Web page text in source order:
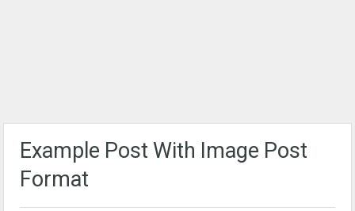
Example Post With Image Post
Format